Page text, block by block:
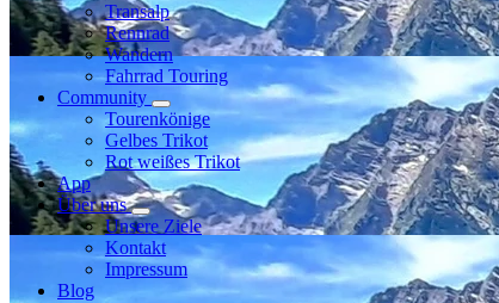
Transalp
Rennrad
Wandern
Fahrrad Touring
Community
Tourenkönige
Gelbes Trikot
Rot weißes Trikot
App
Über uns
Unsere Ziele
Kontakt
Impressum
Blog